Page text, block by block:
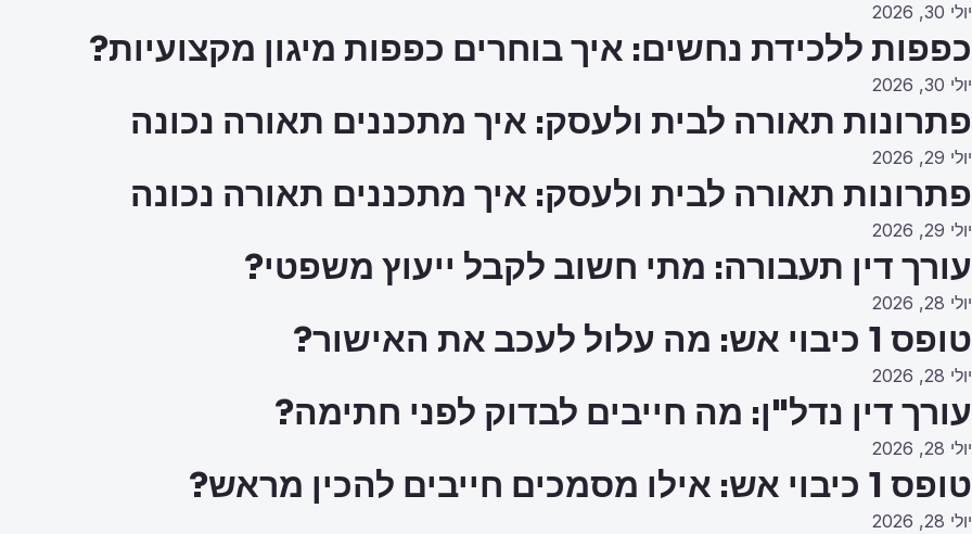
יולי 30, 2026
כפפות ללכידת נחשים: איך בוחרים כפפות מיגון מקצועיות?
יולי 30, 2026
פתרונות תאורה לבית ולעסק: איך מתכננים תאורה נכונה
יולי 29, 2026
פתרונות תאורה לבית ולעסק: איך מתכננים תאורה נכונה
יולי 29, 2026
עורך דין תעבורה: מתי חשוב לקבל ייעוץ משפטי?
יולי 28, 2026
טופס 1 כיבוי אש: מה עלול לעכב את האישור?
יולי 28, 2026
עורך דין נדל"ן: מה חייבים לבדוק לפני חתימה?
יולי 28, 2026
טופס 1 כיבוי אש: אילו מסמכים חייבים להכין מראש?
יולי 28, 2026